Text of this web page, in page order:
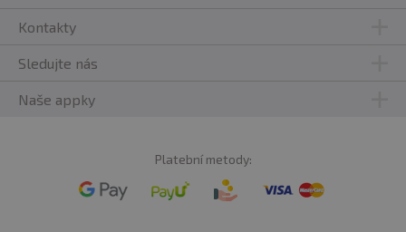
Kontakty
Sledujte nás
Naše appky
Platební metody: